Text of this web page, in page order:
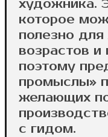
художника.
которое
полезно
возрастов
поэтому
промыслы»
желающих
с гидом.